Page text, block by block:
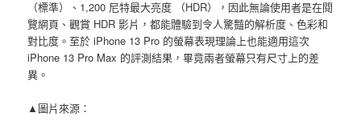
（標準）、1,200 尼特最大亮度 （HDR），因此無論使用者是在閱
覽網頁、觀賞 HDR 影片，都能體驗到令人驚豔的解析度、色彩和
對比度。至於 iPhone 13 Pro 的螢幕表現理論上也能適用這次
iPhone 13 Pro Max 的評測結果，畢竟兩者螢幕只有尺寸上的差
異。
▲圖片來源：